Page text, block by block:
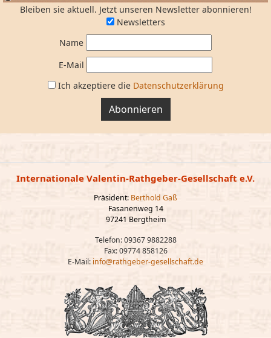
Bleiben sie aktuell. Jetzt unseren Newsletter abonnieren!
Newsletters
Name
E-Mail
Ich akzeptiere die Datenschutzerklärung
Abonnieren
Internationale Valentin-Rathgeber-Gesellschaft e.V.
Präsident: Berthold Gaß
Fasanenweg 14
97241 Bergtheim
Telefon: 09367 9882288
Fax: 09774 858126
E-Mail: info@rathgeber-gesellschaft.de